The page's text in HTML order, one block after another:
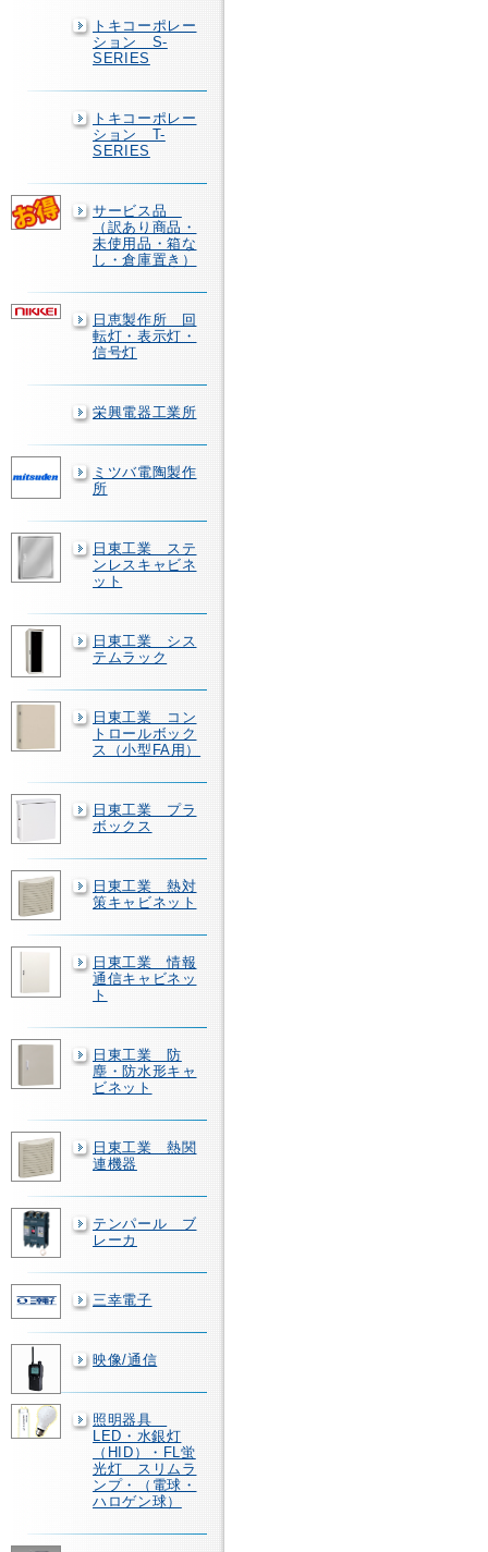
トキコーポレー
ション S-
SERIES
トキコーポレー
ション T-
SERIES
サービス品
（訳あり商品・
未使用品・箱な
し・倉庫置き）
日恵製作所 回
転灯・表示灯・
信号灯
栄興電器工業所
ミツバ電陶製作
所
日東工業 ステ
ンレスキャビネ
ット
日東工業 シス
テムラック
日東工業 コン
トロールボック
ス（小型FA用）
日東工業 プラ
ボックス
日東工業 熱対
策キャビネット
日東工業 情報
通信キャビネッ
ト
日東工業 防
塵・防水形キャ
ビネット
日東工業 熱関
連機器
テンパール ブ
レーカ
三幸電子
映像/通信
照明器具
LED・水銀灯
（HID）・FL蛍
光灯 スリムラ
ンプ・（電球・
ハロゲン球）